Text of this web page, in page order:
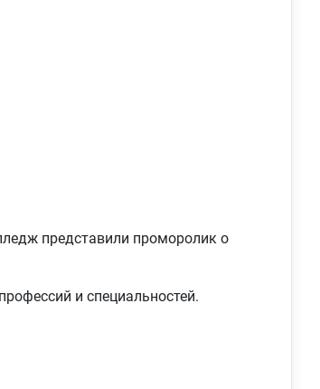
представили проморолик о
и специальностей.